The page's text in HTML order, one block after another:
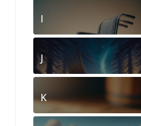
I
J
K